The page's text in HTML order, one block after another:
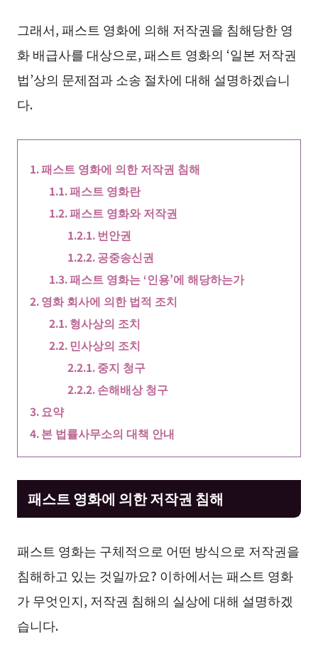
그래서, 패스트 영화에 의해 저작권을 침해당한 영
화 배급사를 대상으로, 패스트 영화의 ‘일본 저작권
법’상의 문제점과 소송 절차에 대해 설명하겠습니
다.
패스트 영화에 의한 저작권 침해
패스트 영화란
패스트 영화와 저작권
번안권
공중송신권
패스트 영화는 ‘인용’에 해당하는가
영화 회사에 의한 법적 조치
형사상의 조치
민사상의 조치
중지 청구
손해배상 청구
요약
본 법률사무소의 대책 안내
패스트 영화에 의한 저작권 침해
패스트 영화는 구체적으로 어떤 방식으로 저작권을
침해하고 있는 것일까요? 이하에서는 패스트 영화
가 무엇인지, 저작권 침해의 실상에 대해 설명하겠
습니다.